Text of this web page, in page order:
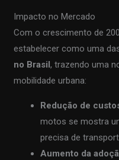
Impacto no Mercado
Com o crescimento de
estabelecer como uma
no Brasil, trazendo uma
mobilidade urbana:
Redução de
motos se mostra
precisa de
Aumento da